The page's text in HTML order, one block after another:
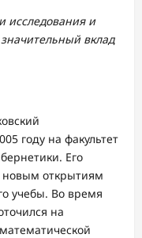
исследования и
вклад
году на факультет
Его
новым открытиям
учебы. Во время
на